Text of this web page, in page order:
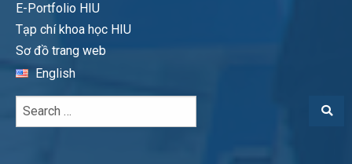
E-Portfolio HIU
Tạp chí khoa học HIU
Sơ đồ trang web
English